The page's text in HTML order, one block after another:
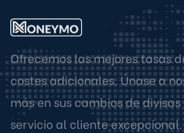
Ofrecemos las mejores tasas
costes adicionales. Únase a
más en sus cambios de
servicio al cliente excepcional.